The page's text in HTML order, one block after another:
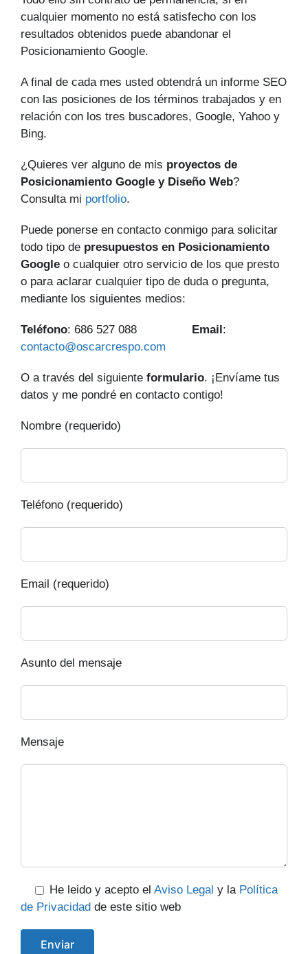
cualquier momento no está satisfecho con los
resultados obtenidos puede abandonar el
Posicionamiento Google.
A final de cada mes usted obtendrá un informe SEO
con las posiciones de los términos trabajados y en
relación con los tres buscadores, Google, Yahoo y
Bing.
¿Quieres ver alguno de mis proyectos de
Posicionamiento Google y Diseño Web?
Consulta mi portfolio.
Puede ponerse en contacto conmigo para solicitar
todo tipo de presupuestos en Posicionamiento
Google o cualquier otro servicio de los que presto
o para aclarar cualquier tipo de duda o pregunta,
mediante los siguientes medios:
Teléfono: 686 527 088 Email :
contacto@oscarcrespo.com
O a través del siguiente formulario. ¡Envíame tus
datos y me pondré en contacto contigo!
Nombre (requerido)
Teléfono (requerido)
Email (requerido)
Asunto del mensaje
Mensaje
He leido y acepto el Aviso Legal y la Política
de Privacidad de este sitio web